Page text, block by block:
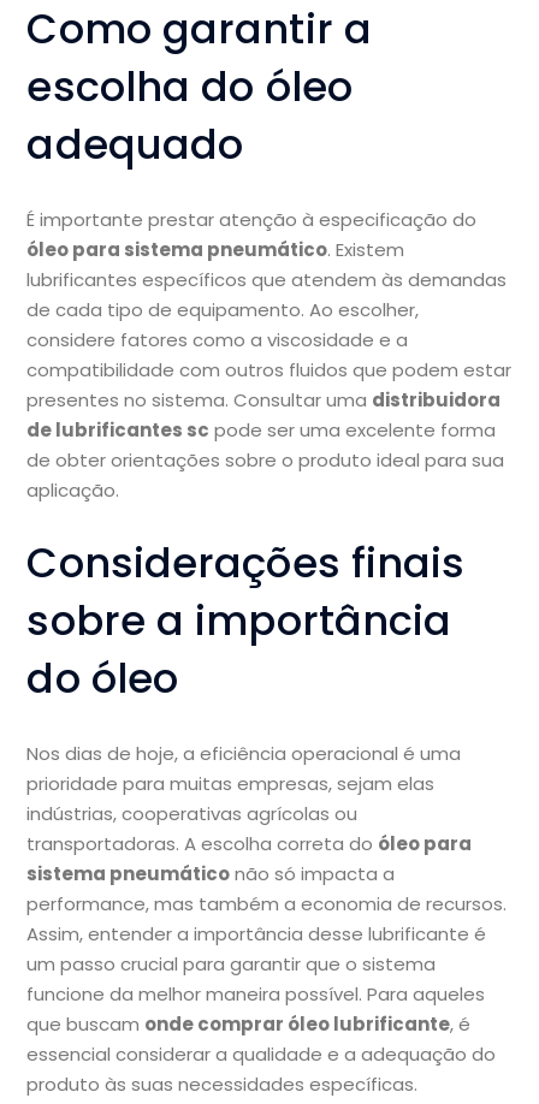
Como garantir a
escolha do óleo
adequado
É importante prestar atenção à especificação do
óleo para sistema pneumático. Existem
lubrificantes específicos que atendem às demandas
de cada tipo de equipamento. Ao escolher,
considere fatores como a viscosidade e a
compatibilidade com outros fluidos que podem estar
presentes no sistema. Consultar uma distribuidora
de lubrificantes sc pode ser uma excelente forma
de obter orientações sobre o produto ideal para sua
aplicação.
Considerações finais
sobre a importância
do óleo
Nos dias de hoje, a eficiência operacional é uma
prioridade para muitas empresas, sejam elas
indústrias, cooperativas agrícolas ou
transportadoras. A escolha correta do óleo para
sistema pneumáticonão só impacta a
performance, mas também a economia de recursos.
Assim, entender a importância desse lubrificante é
um passo crucial para garantir que o sistema
funcione da melhor maneira possível. Para aqueles
que buscam onde comprar óleo lubrificante, é
essencial considerar a qualidade e a adequação do
produto às suas necessidades específicas.